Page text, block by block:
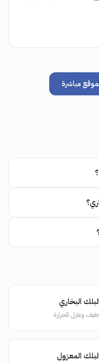
مباشرة
البلك البخاري
وعازل للحرارة
البلك المعزول